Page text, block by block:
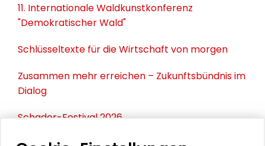
11. Internationale Waldkunstkonferenz
"Demokratischer Wald"
Schlüsseltexte für die Wirtschaft von morgen
Zusammen mehr erreichen – Zukunftsbündnis im
Dialog
Schader-Festival 2026